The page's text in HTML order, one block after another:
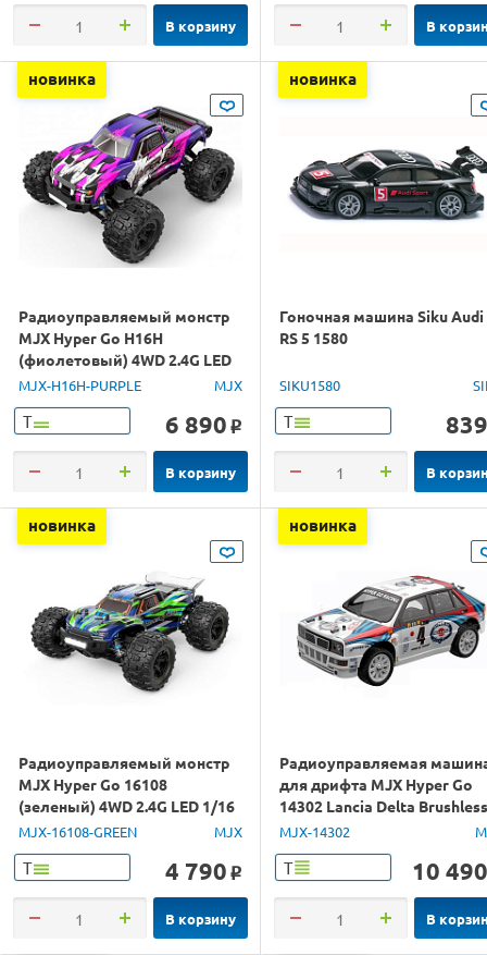
В корзину В
новинка
Радиоуправляемый монстр
MJX Hyper Go H16H
(фиолетовый) 4WD 2.4G LED
GPS 1/16 RTR
MJX-H16H-PURPLE MJX
Т 6 890 o
В корзину
новинка
Гоночная машина Siku Audi
RS 5 1580
SIKU1580
Т 839
В
новинка
Радиоуправляемый монстр
MJX Hyper Go 16108
(зеленый) 4WD 2.4G LED 1/16
RTR
MJX-16108-GREEN MJX
Т 4 790 o
В корзину
новинка
Радиоуправляемая
для дрифта MJX Hyper Go
14302 Lancia Delta Brushless
4WD 2.4G LED 1/14 RTR
MJX-14302
Т 10 490
В